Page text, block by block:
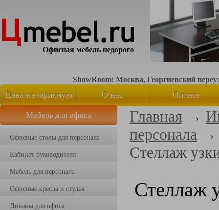
Офисная мебель недорого
ShowRoom: Москва, Георгиевский
Цена на офисную
мебель
О нас Оплата
Мебель для офиса
Офисные столы для персонала
Кабинет руководителя
Мебель для персонала
Офисные кресла и стулья
Диваны для офиса
Главная →
персонала
Стеллаж
Стеллаж